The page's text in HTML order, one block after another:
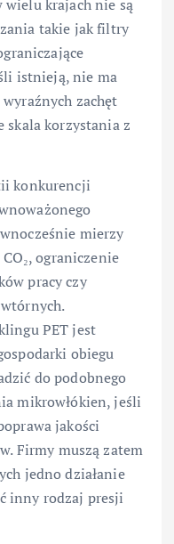
wielu krajach nie są
takie jak filtry
istnieją, nie ma
zachęt
skala korzystania z
konkurencji
mierzy
ograniczenie
pracy czy
PET jest
obiegu
do podobnego
mikrowłókien, jeśli
jakości
Firmy muszą zatem
jedno działanie
inny rodzaj presji